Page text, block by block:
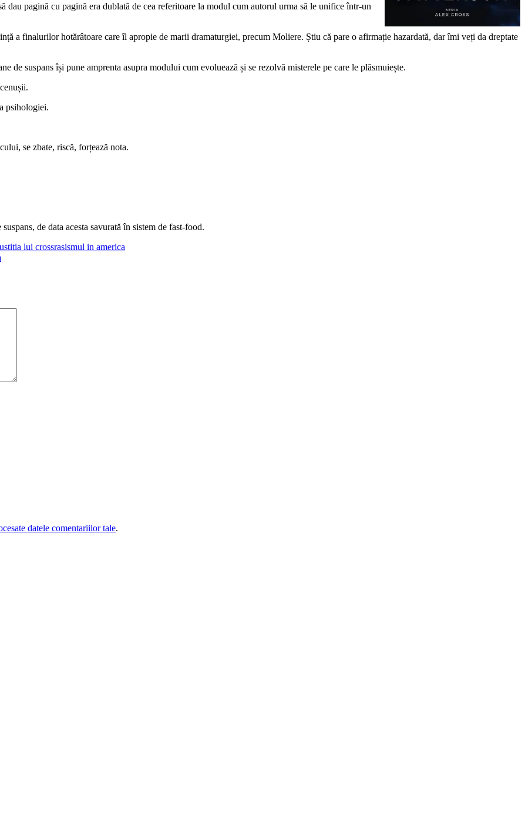
dau pagină cu pagină era dublată de cea referitoare la modul cum autorul urma să le unifice într-un
a finalurilor hotărâtoare care îl apropie de marii dramaturgiei, precum Moliere. Știu că pare o afirmație hazardată, dar îmi veți da dreptate
de suspans își pune amprenta asupra modului cum evoluează și se rezolvă misterele pe care le plăsmuiește.
psihologiei.
se zbate, riscă, forțează nota.
de data acesta savurată în sistem de fast-food.
lui crossrasismul in america
datele comentariilor tale.